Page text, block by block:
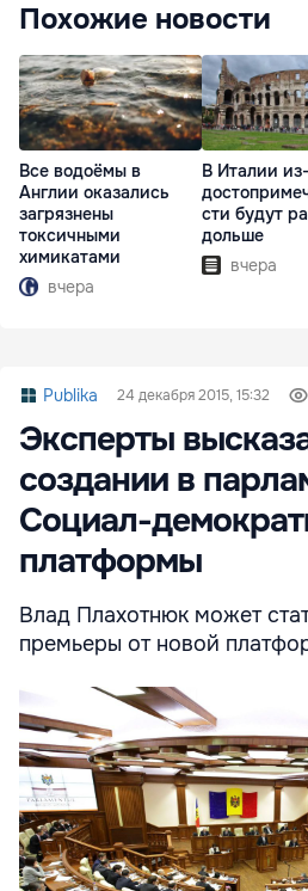
Похожие новости
Все водоёмы в
Англии оказались
загрязнены
токсичными
химикатами
вчера
В Италии
сти будут
дольше
вчера
Publika 24 декабря 2015, 15:32
Эксперты
создании в
Социал-
платформы
Влад Плахотнюк может
премьеры от новой